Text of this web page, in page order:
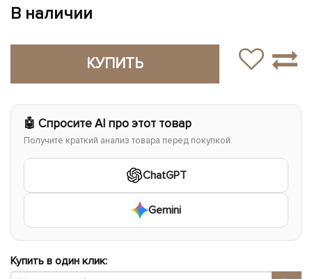
В наличии
КУПИТЬ
🤖 Спросите AI про этот товар
Получите краткий анализ товара перед покупкой.
ChatGPT
Gemini
Купить в один клик: